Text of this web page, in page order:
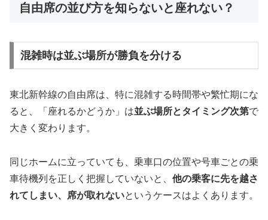
自由席の並び方を知らないと座れない？
混雑時は並ぶ場所が勝負を分ける
東北新幹線の自由席は、特に混雑する時間帯や繁忙期にな
ると、「座れるかどうか」は並ぶ場所とタイミング次第で
大きく変わります。
同じホームに立っていても、乗車口の位置や号車ごとの乗
車待機列を正しく把握していないと、 他の乗客に先を越さ
れてしまい、席が取れないというケースはよくあります。